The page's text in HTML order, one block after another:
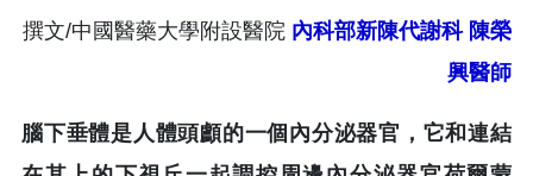
撰文/中國醫藥大學附設醫院 內科部新陳代謝科 陳榮
興醫師
腦下垂體是人體頭顱的一個內分泌器官，它和連結